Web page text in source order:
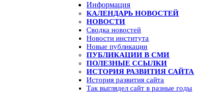
Информация
КАЛЕНДАРЬ НОВОСТЕЙ
НОВОСТИ
Сводка новостей
Новости института
Новые публикации
ПУБЛИКАЦИИ В СМИ
ПОЛЕЗНЫЕ ССЫЛКИ
ИСТОРИЯ РАЗВИТИЯ САЙТА
История развития сайта
Так выглядел сайт в разные годы